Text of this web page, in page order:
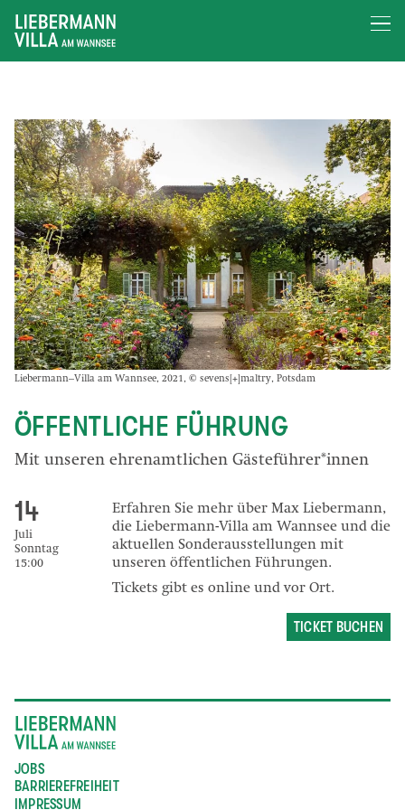
Liebermann–Villa am Wannsee, 2021, © sevens[+]maltry, Potsdam
ÖFFENTLICHE FÜHRUNG
Mit unseren ehrenamtlichen Gästeführer*innen
Erfahren Sie mehr über Max Liebermann,
die Liebermann-Villa am Wannsee und die
aktuellen Sonderausstellungen mit
unseren öffentlichen Führungen.
Tickets gibt es online und vor Ort.
14
Juli
Sonntag
15:00
TICKET BUCHEN
JOBS
BARRIEREFREIHEIT
IMPRESSUM